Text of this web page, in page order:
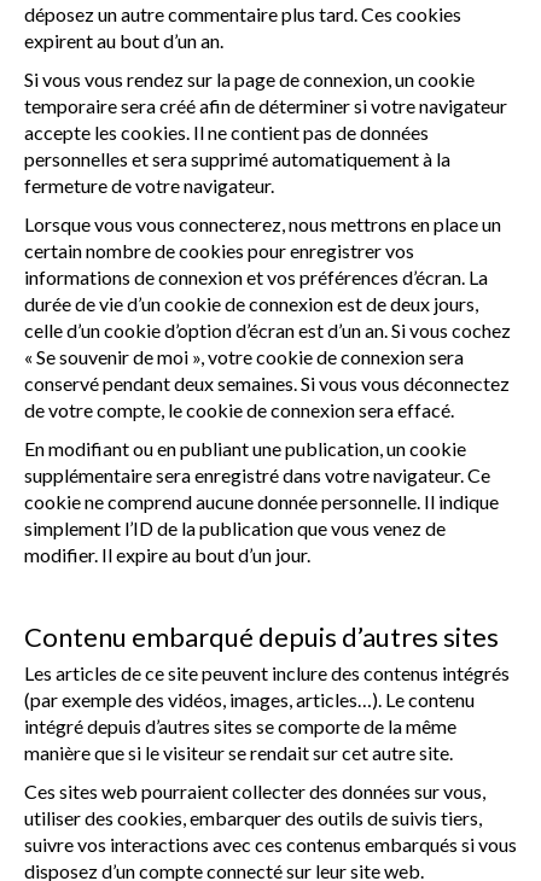
déposez un autre commentaire plus tard. Ces cookies
expirent au bout d’un an.
Si vous vous rendez sur la page de connexion, un cookie
temporaire sera créé afin de déterminer si votre navigateur
accepte les cookies. Il ne contient pas de données
personnelles et sera supprimé automatiquement à la
fermeture de votre navigateur.
Lorsque vous vous connecterez, nous mettrons en place un
certain nombre de cookies pour enregistrer vos
informations de connexion et vos préférences d’écran. La
durée de vie d’un cookie de connexion est de deux jours,
celle d’un cookie d’option d’écran est d’un an. Si vous cochez
« Se souvenir de moi », votre cookie de connexion sera
conservé pendant deux semaines. Si vous vous déconnectez
de votre compte, le cookie de connexion sera effacé.
En modifiant ou en publiant une publication, un cookie
supplémentaire sera enregistré dans votre navigateur. Ce
cookie ne comprend aucune donnée personnelle. Il indique
simplement l’ID de la publication que vous venez de
modifier. Il expire au bout d’un jour.
Contenu embarqué depuis d’autres sites
Les articles de ce site peuvent inclure des contenus intégrés
(par exemple des vidéos, images, articles…). Le contenu
intégré depuis d’autres sites se comporte de la même
manière que si le visiteur se rendait sur cet autre site.
Ces sites web pourraient collecter des données sur vous,
utiliser des cookies, embarquer des outils de suivis tiers,
suivre vos interactions avec ces contenus embarqués si vous
disposez d’un compte connecté sur leur site web.